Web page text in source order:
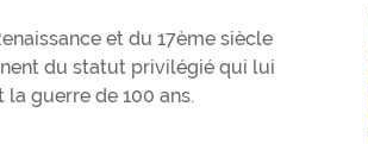
et du 17ème siècle
du statut privilégié qui lui
guerre de 100 ans.